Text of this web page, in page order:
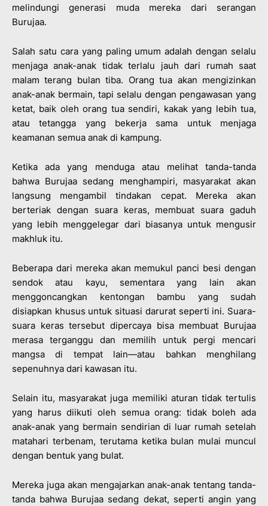
melindungi generasi muda mereka dari serangan
Burujaa.
Salah satu cara yang paling umum adalah dengan selalu
menjaga anak-anak tidak terlalu jauh dari rumah saat
malam terang bulan tiba. Orang tua akan mengizinkan
anak-anak bermain, tapi selalu dengan pengawasan yang
ketat, baik oleh orang tua sendiri, kakak yang lebih tua,
atau tetangga yang bekerja sama untuk menjaga
keamanan semua anak di kampung.
Ketika ada yang menduga atau melihat tanda-tanda
bahwa Burujaa sedang menghampiri, masyarakat akan
langsung mengambil tindakan cepat. Mereka akan
berteriak dengan suara keras, membuat suara gaduh
yang lebih menggelegar dari biasanya untuk mengusir
makhluk itu.
Beberapa dari mereka akan memukul panci besi dengan
sendok atau kayu, sementara yang lain akan
menggoncangkan kentongan bambu yang sudah
disiapkan khusus untuk situasi darurat seperti ini. Suara-
suara keras tersebut dipercaya bisa membuat Burujaa
merasa terganggu dan memilih untuk pergi mencari
mangsa di tempat lain—atau bahkan menghilang
sepenuhnya dari kawasan itu.
Selain itu, masyarakat juga memiliki aturan tidak tertulis
yang harus diikuti oleh semua orang: tidak boleh ada
anak-anak yang bermain sendirian di luar rumah setelah
matahari terbenam, terutama ketika bulan mulai muncul
dengan bentuk yang bulat.
Mereka juga akan mengajarkan anak-anak tentang tanda-
tanda bahwa Burujaa sedang dekat, seperti angin yang